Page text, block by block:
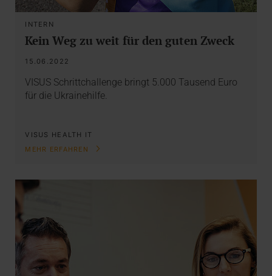
INTERN
Kein Weg zu weit für den guten Zweck
15.06.2022
VISUS Schrittchallenge bringt 5.000 Tausend Euro
für die Ukrainehilfe.
VISUS HEALTH IT
MEHR ERFAHREN